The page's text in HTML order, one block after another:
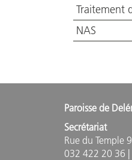
Traitement
NAS
Paroisse de
Secrétariat
Rue du Temple
032 422 20 36 |